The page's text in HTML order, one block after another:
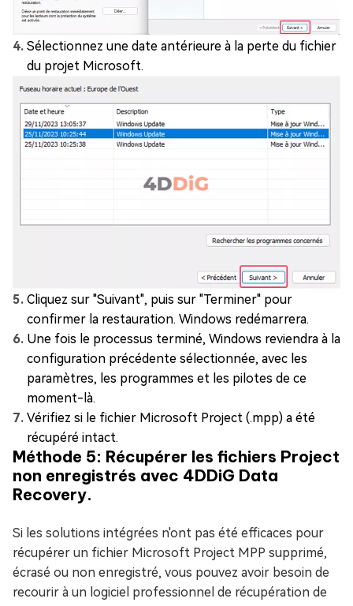
Sélectionnez une date antérieure à la perte du fichier
du projet Microsoft.
Cliquez sur "Suivant", puis sur "Terminer" pour
confirmer la restauration. Windows redémarrera.
Une fois le processus terminé, Windows reviendra à la
configuration précédente sélectionnée, avec les
paramètres, les programmes et les pilotes de ce
moment-là.
Vérifiez si le fichier Microsoft Project (.mpp) a été
récupéré intact.
Méthode 5: Récupérer les fichiers Project
non enregistrés avec 4DDiG Data
Recovery.
Si les solutions intégrées n'ont pas été efficaces pour
récupérer un fichier Microsoft Project MPP supprimé,
écrasé ou non enregistré, vous pouvez avoir besoin de
recourir à un logiciel professionnel de récupération de